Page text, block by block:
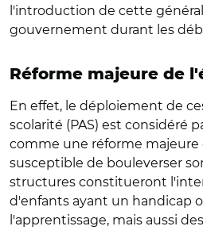
l'introduction de cette
gouvernement durant les
Réforme majeure de
En effet, le déploiement de
scolarité (PAS) est considéré
comme une réforme majeure
susceptible de bouleverser
structures constitueront
d'enfants ayant un handicap
l'apprentissage, mais aussi